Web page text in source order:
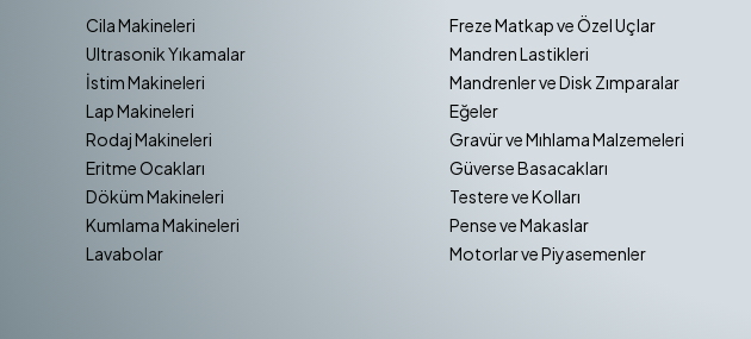
Cila Makineleri
Ultrasonik Yıkamalar
İstim Makineleri
Lap Makineleri
Rodaj Makineleri
Eritme Ocakları
Döküm Makineleri
Kumlama Makineleri
Lavabolar
Freze Matkap ve Özel Uçlar
Mandren Lastikleri
Mandrenler ve Disk Zımparalar
Eğeler
Gravür ve Mıhlama Malzemeleri
Güverse Basacakları
Testere ve Kolları
Pense ve Makaslar
Motorlar ve Piyasemenler